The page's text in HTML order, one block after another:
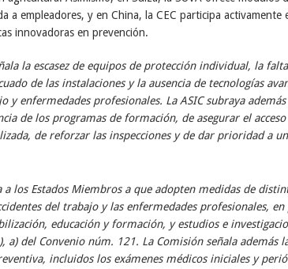
a empleadores, y en China, la CEC participa activamente
innovadoras en prevención.
la escasez de equipos de protección individual, la
de las instalaciones y la ausencia de tecnologías
y enfermedades profesionales. La ASIC subraya
de los programas de formación, de asegurar el
de reforzar las inspecciones y de dar prioridad a
a los Estados Miembros a que adopten medidas de
del trabajo y las enfermedades profesionales,
educación y formación, y estudios e
a) del Convenio núm. 121. La Comisión señala además
incluidos los exámenes médicos iniciales y